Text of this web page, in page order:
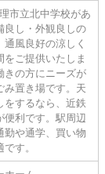
市立北中学校があ
良し・外観良しの
風良好の涼しく
ご提供いたしま
きの方にニーズが
み置き場です。天
をするなら、近鉄
便利です。駅周辺
勤や通学、買い物
す。